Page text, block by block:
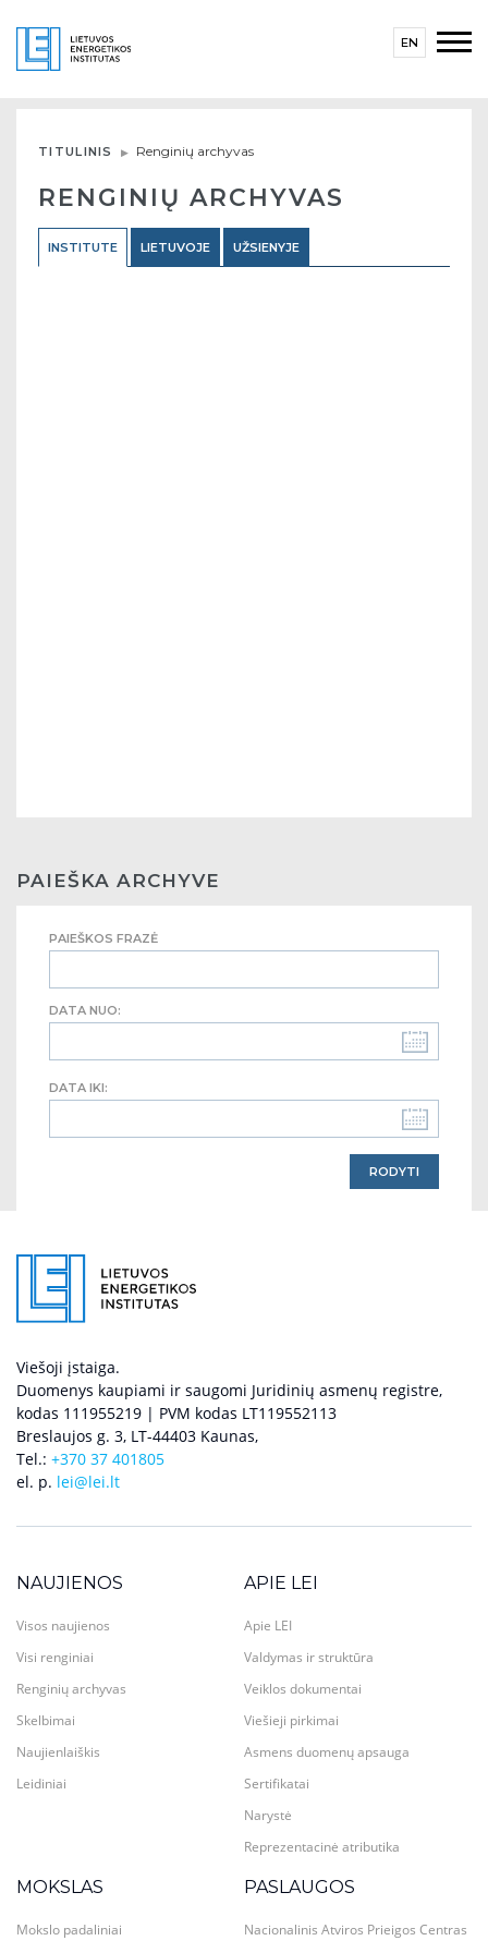
EN
TITULINIS Renginių archyvas
RENGINIŲ ARCHYVAS
INSTITUTE LIETUVOJE UŽSIENYJE
PAIEŠKA ARCHYVE
PAIEŠKOS FRAZĖ
DATA NUO:
DATA IKI:
Viešoji įstaiga.
Duomenys kaupiami ir saugomi Juridinių asmenų registre,
kodas 111955219 | PVM kodas LT119552113
Breslaujos g. 3, LT-44403 Kaunas,
Tel.: +370 37 401805
el. p. lei@lei.lt
NAUJIENOS
Visos naujienos
Visi renginiai
Renginių archyvas
Skelbimai
Naujienlaiškis
Leidiniai
APIE LEI
Apie LEI
Valdymas ir struktūra
Veiklos dokumentai
Viešieji pirkimai
Asmens duomenų apsauga
Sertifikatai
Narystė
Reprezentacinė atributika
MOKSLAS
Mokslo padaliniai
PASLAUGOS
Nacionalinis Atviros Prieigos Centras